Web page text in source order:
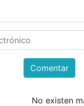
Comentar
No existen